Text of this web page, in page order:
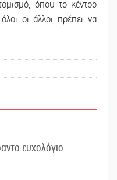
όπου το κέντρο
οι άλλοι πρέπει να
ευχολόγιο